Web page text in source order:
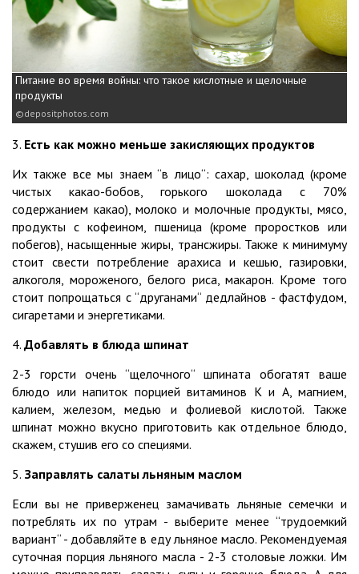
Питание во время войны: что такое кислотные и щелочные
продукты
depositphotos.com
3. Есть как можно меньше закисляющих продуктов
Их также все мы знаем “в лицо“: сахар, шоколад (кроме
чистых какао-бобов, горького шоколада с 70%
содержанием какао), молоко и молочные продукты, мясо,
продукты с кофеином, пшеница (кроме проростков или
побегов), насыщенные жиры, трансжиры. Также к минимуму
стоит свести потребление арахиса и кешью, газировки,
алкоголя, мороженого, белого риса, макарон. Кроме того
стоит попрощаться с “друганами“ дедлайнов - фастфудом,
сигаретами и энергетиками.
4. Добавлять в блюда шпинат
2-3 горсти очень “щелочного“ шпината обогатят ваше
блюдо или напиток порцией витаминов К и А, магнием,
калием, железом, медью и фолиевой кислотой. Также
шпинат можно вкусно приготовить как отдельное блюдо,
скажем, стушив его со специями.
5. Заправлять салаты льняным маслом
Если вы не приверженец замачивать льняные семечки и
потреблять их по утрам - выберите менее “трудоемкий
вариант“ - добавляйте в еду льняное масло. Рекомендуемая
суточная порция льняного масла - 2-3 столовые ложки. Им